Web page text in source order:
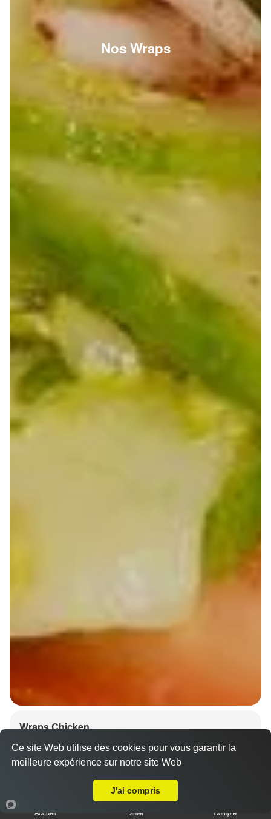
Nos Wraps
Wraps Chicken
8.50 €
Accueil Panier Compte
Ce site Web utilise des cookies pour vous garantir la
meilleure expérience sur notre site Web
J'ai compris